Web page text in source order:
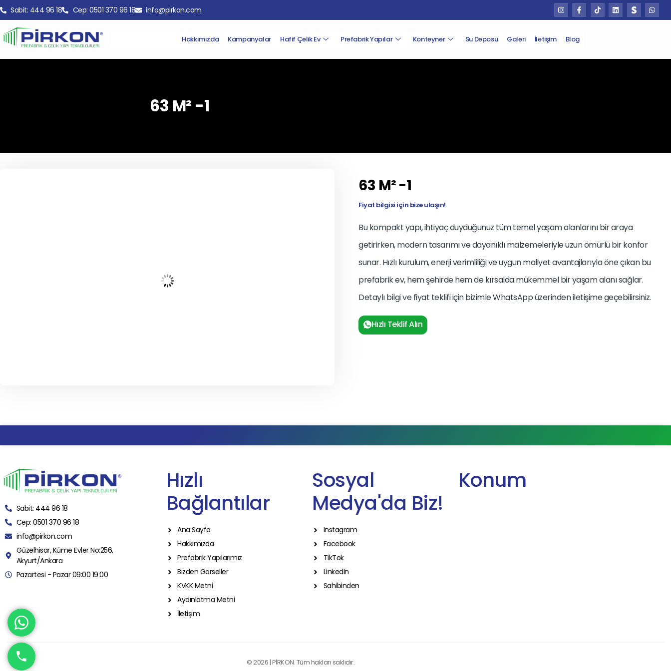
Sabit: 444 96 18 Cep: 0501 370 96 18 info@pirkon.com
Hakkımızda Kampanyalar Hafif Çelik Ev Prefabrik Yapılar Konteyner Su Deposu Galeri İletişim Blog
63 M² -1
63 M² -1
Fiyat bilgisi için bize ulaşın!
Bu kompakt yapı, ihtiyaç duyduğunuz tüm temel yaşam alanlarını bir araya
getirirken, modern tasarımı ve dayanıklı malzemeleriyle uzun ömürlü bir konfor
sunar. Hızlı kurulum, enerji verimliliği ve uygun maliyet avantajlarıyla öne çıkan bu
prefabrik ev, hem şehirde hem de kırsalda mükemmel bir yaşam alanı sağlar.
Detaylı bilgi ve fiyat teklifi için bizimle WhatsApp üzerinden iletişime geçebilirsiniz.
Hızlı Teklif Alın
Sabit: 444 96 18
Cep: 0501 370 96 18
info@pirkon.com
Güzelhisar, Küme Evler No:256,
Akyurt/Ankara
Pazartesi - Pazar 09:00 19:00
Hızlı
Bağlantılar
Ana Sayfa
Hakkımızda
Prefabrik Yapılarımız
Bizden Görseller
KVKK Metni
Aydınlatma Metni
İletişim
Sosyal
Medya'da Biz!
Instagram
Facebook
TikTok
LinkedIn
Sahibinden
Konum
© 2026 | PİRKON. Tüm hakları saklıdır.